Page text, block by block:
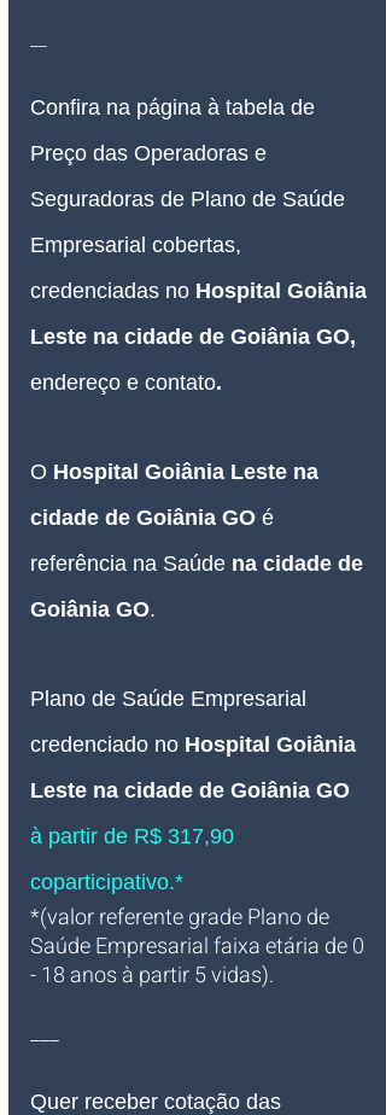
__
Confira na página à tabela de
Preço das Operadoras e
Seguradoras de Plano de Saúde
Empresarial cobertas,
credenciadas no Hospital Goiânia
Leste na cidade de Goiânia GO,
endereço e contato.
O Hospital Goiânia Leste na
cidade de Goiânia GO é
referência na Saúde na cidade de
Goiânia GO.
Plano de Saúde Empresarial
credenciado no Hospital Goiânia
Leste na cidade de Goiânia GO
à partir de R$ 317,90
coparticipativo.*
*(valor referente grade Plano de
Saúde Empresarial faixa etária de 0
- 18 anos à partir 5 vidas).
___
Quer receber cotação das